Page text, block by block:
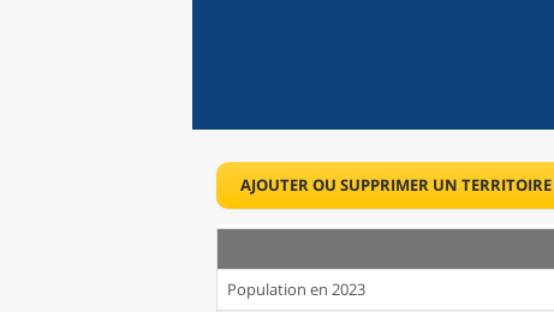
AJOUTER OU SUPPRIMER UN TERRITOIRE
Population en 2023